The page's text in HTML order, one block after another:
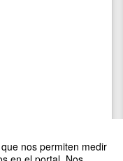
nos permiten medir